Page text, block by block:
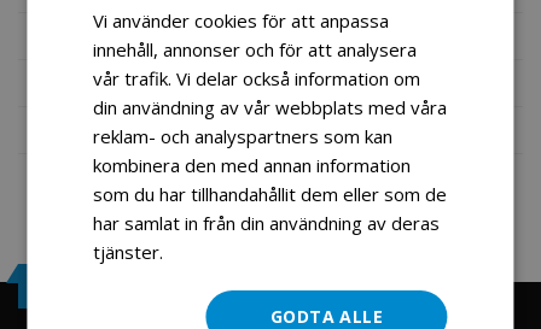
Mer information
Recensioner
Fil vedlegg
Vi använder cookies för att anpassa
innehåll, annonser och för att analysera
vår trafik. Vi delar också information om
din användning av vår webbplats med våra
reklam- och analyspartners som kan
kombinera den med annan information
som du har tillhandahållit dem eller som de
har samlat in från din användning av deras
tjänster.
GODTA ALLE